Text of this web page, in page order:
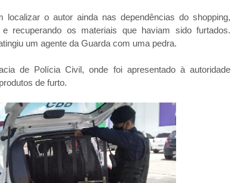
localizar o autor ainda nas dependências do shopping,
recuperando os materiais que haviam sido furtados.
um agente da Guarda com uma pedra.
de Polícia Civil, onde foi apresentado à autoridade
de furto.